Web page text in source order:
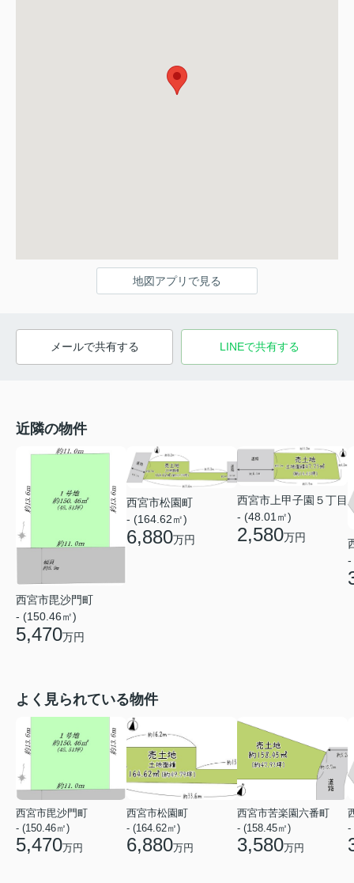
地図アプリで見る
メールで共有する LINEで共有する
近隣の物件
西宮市毘沙門町
- (150.46㎡)
5,470万円
西宮市松園町
- (164.62㎡)
6,880万円
西宮市上甲子園５丁目
- (48.01㎡)
2,580万円
-
よく見られている物件
西宮市毘沙門町
- (150.46㎡)
5,470万円
西宮市松園町
- (164.62㎡)
6,880万円
西宮市苦楽園六番町
- (158.45㎡)
3,580万円
-